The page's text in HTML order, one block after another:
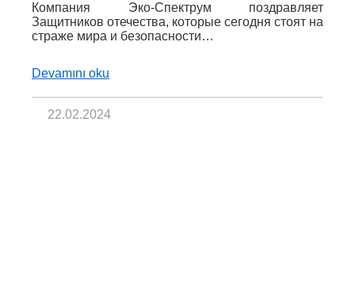
Компания Эко-Спектрум поздравляет
Защитников отечества, которые сегодня стоят на
страже мира и безопасности…
Devamını oku
22.02.2024